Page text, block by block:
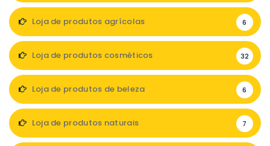
Loja de produtos agrícolas 6
Loja de produtos cosméticos 32
Loja de produtos de beleza 6
Loja de produtos naturais 7